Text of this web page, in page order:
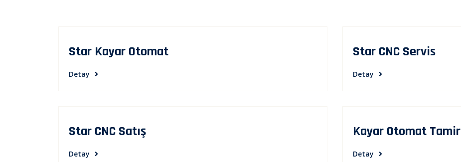
Star Kayar Otomat
Detay
Star CNC Servis
Detay
Star CNC Satış
Detay
Kayar Otomat Tamir
Detay